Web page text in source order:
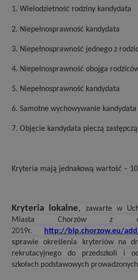
1. Wielodzietność rodziny kandydata
2. Niepełnosprawność kandydata
3. Niepełnosprawność jednego z
4. Niepełnosprawność obojga
5. Niepełnosprawność kandydata
6. Samotne wychowywanie
7. Objęcie kandydata pieczą zastępczą
Kryteria mają jednakową wartość –
Kryteria lokalne,
zawarte w
Miasta Chorzów z
2019r.
http://bip.chorzow.eu/
sprawie określenia kryteriów na
rekrutacyjnego do przedszkoli i
szkołach podstawowych